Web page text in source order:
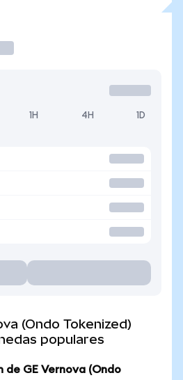
1H 4H 1D
(Ondo Tokenized)
populares
de GE Vernova (Ondo